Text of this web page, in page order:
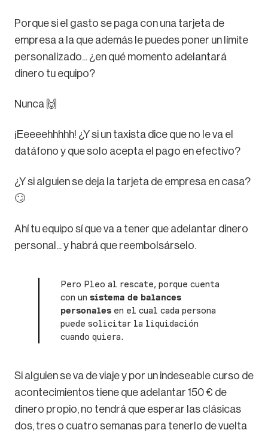
Porque si el gasto se paga con una tarjeta de
empresa a la que además le puedes poner un límite
personalizado... ¿en qué momento adelantará
dinero tu equipo?
Nunca 🙌
¡Eeeeehhhhh! ¿Y si un taxista dice que no le va el
datáfono y que solo acepta el pago en efectivo?
¿Y si alguien se deja la tarjeta de empresa en casa?
🙄
Ahí tu equipo sí que va a tener que adelantar dinero
personal... y habrá que reembolsárselo.
Pero Pleo al rescate, porque cuenta
con un sistema de balances
personales en el cual cada persona
puede solicitar la liquidación
cuando quiera.
Si alguien se va de viaje y por un indeseable curso de
acontecimientos tiene que adelantar 150 € de
dinero propio, no tendrá que esperar las clásicas
dos, tres o cuatro semanas para tenerlo de vuelta